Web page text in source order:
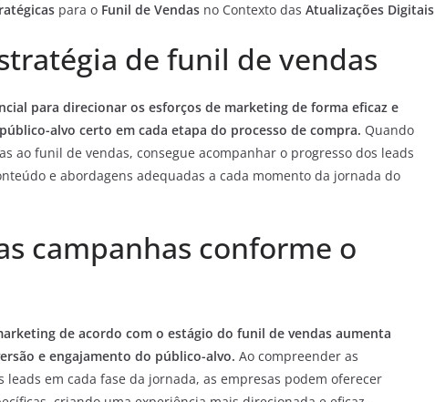
para o Funil de Vendas no Contexto das Atualizações Digitais
de funil de vendas
para direcionar os esforços de marketing de forma eficaz e
alvo certo em cada etapa do processo de compra. Quando
ao funil de vendas, consegue acompanhar o progresso dos leads
e abordagens adequadas a cada momento da jornada do
campanhas conforme o
de acordo com o estágio do funil de vendas aumenta
e engajamento do público-alvo. Ao compreender as
leads em cada fase da jornada, as empresas podem oferecer